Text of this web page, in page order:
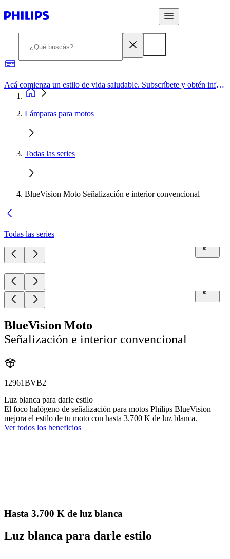
Acá comienza un estilo de vida saludable. Subscríbete y obtén información de primera mano
Lámparas para motos
Todas las series
BlueVision Moto Señalización e interior convencional
Todas las series
BlueVision Moto
Señalización e interior convencional
12961BVB2
Luz blanca para darle estilo
El foco halógeno de señalización para motos Philips BlueVision
mejora el estilo de tu moto con hasta 3.700 K de luz blanca.
Ver todos los beneficios
Hasta 3.700 K de luz blanca
Luz blanca para darle estilo